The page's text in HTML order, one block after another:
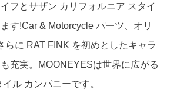
フとサザン カリフォルニア スタイ
す!Car & Motorcycle パーツ、オリ
らに RAT FINK を初めとしたキャラ
充実。MOONEYESは世界に広がる
ル カンパニーです。